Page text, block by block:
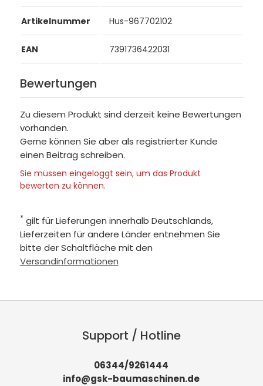
Artikelnummer Hus-967702102
EAN 7391736422031
Bewertungen
Zu diesem Produkt sind derzeit keine Bewertungen
vorhanden.
Gerne können Sie aber als registrierter Kunde
einen Beitrag schreiben.
Sie müssen eingeloggt sein, um das Produkt
bewerten zu können.
* gilt für Lieferungen innerhalb Deutschlands,
Lieferzeiten für andere Länder entnehmen Sie
bitte der Schaltfläche mit den
Versandinformationen
Support / Hotline
06344/9261444
info@gsk-baumaschinen.de